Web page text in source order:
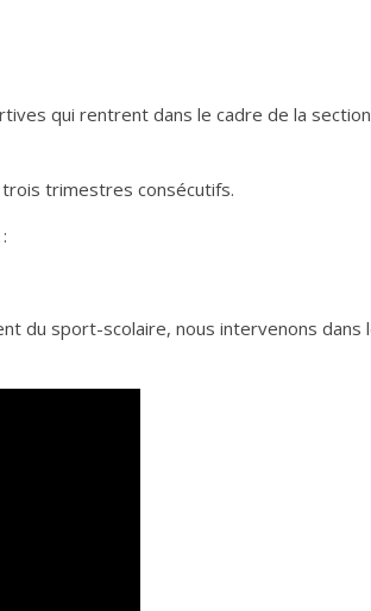
qui rentrent dans le cadre de la
trois trimestres consécutifs.
du sport-scolaire, nous intervenons dans